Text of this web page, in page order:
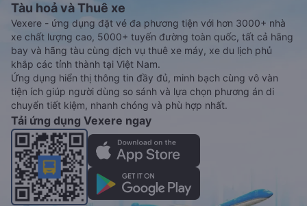
Tàu hoả và Thuê xe
Vexere - ứng dụng đặt vé đa phương tiện với hơn 3000+ nhà
xe chất lượng cao, 5000+ tuyến đường toàn quốc, tất cả hãng
bay và hãng tàu cùng dịch vụ thuê xe máy, xe du lịch phủ
khắp các tỉnh thành tại Việt Nam.
Ứng dụng hiển thị thông tin đầy đủ, minh bạch cùng vô vàn
tiện ích giúp người dùng so sánh và lựa chọn phương án di
chuyển tiết kiệm, nhanh chóng và phù hợp nhất.
Tải ứng dụng Vexere ngay